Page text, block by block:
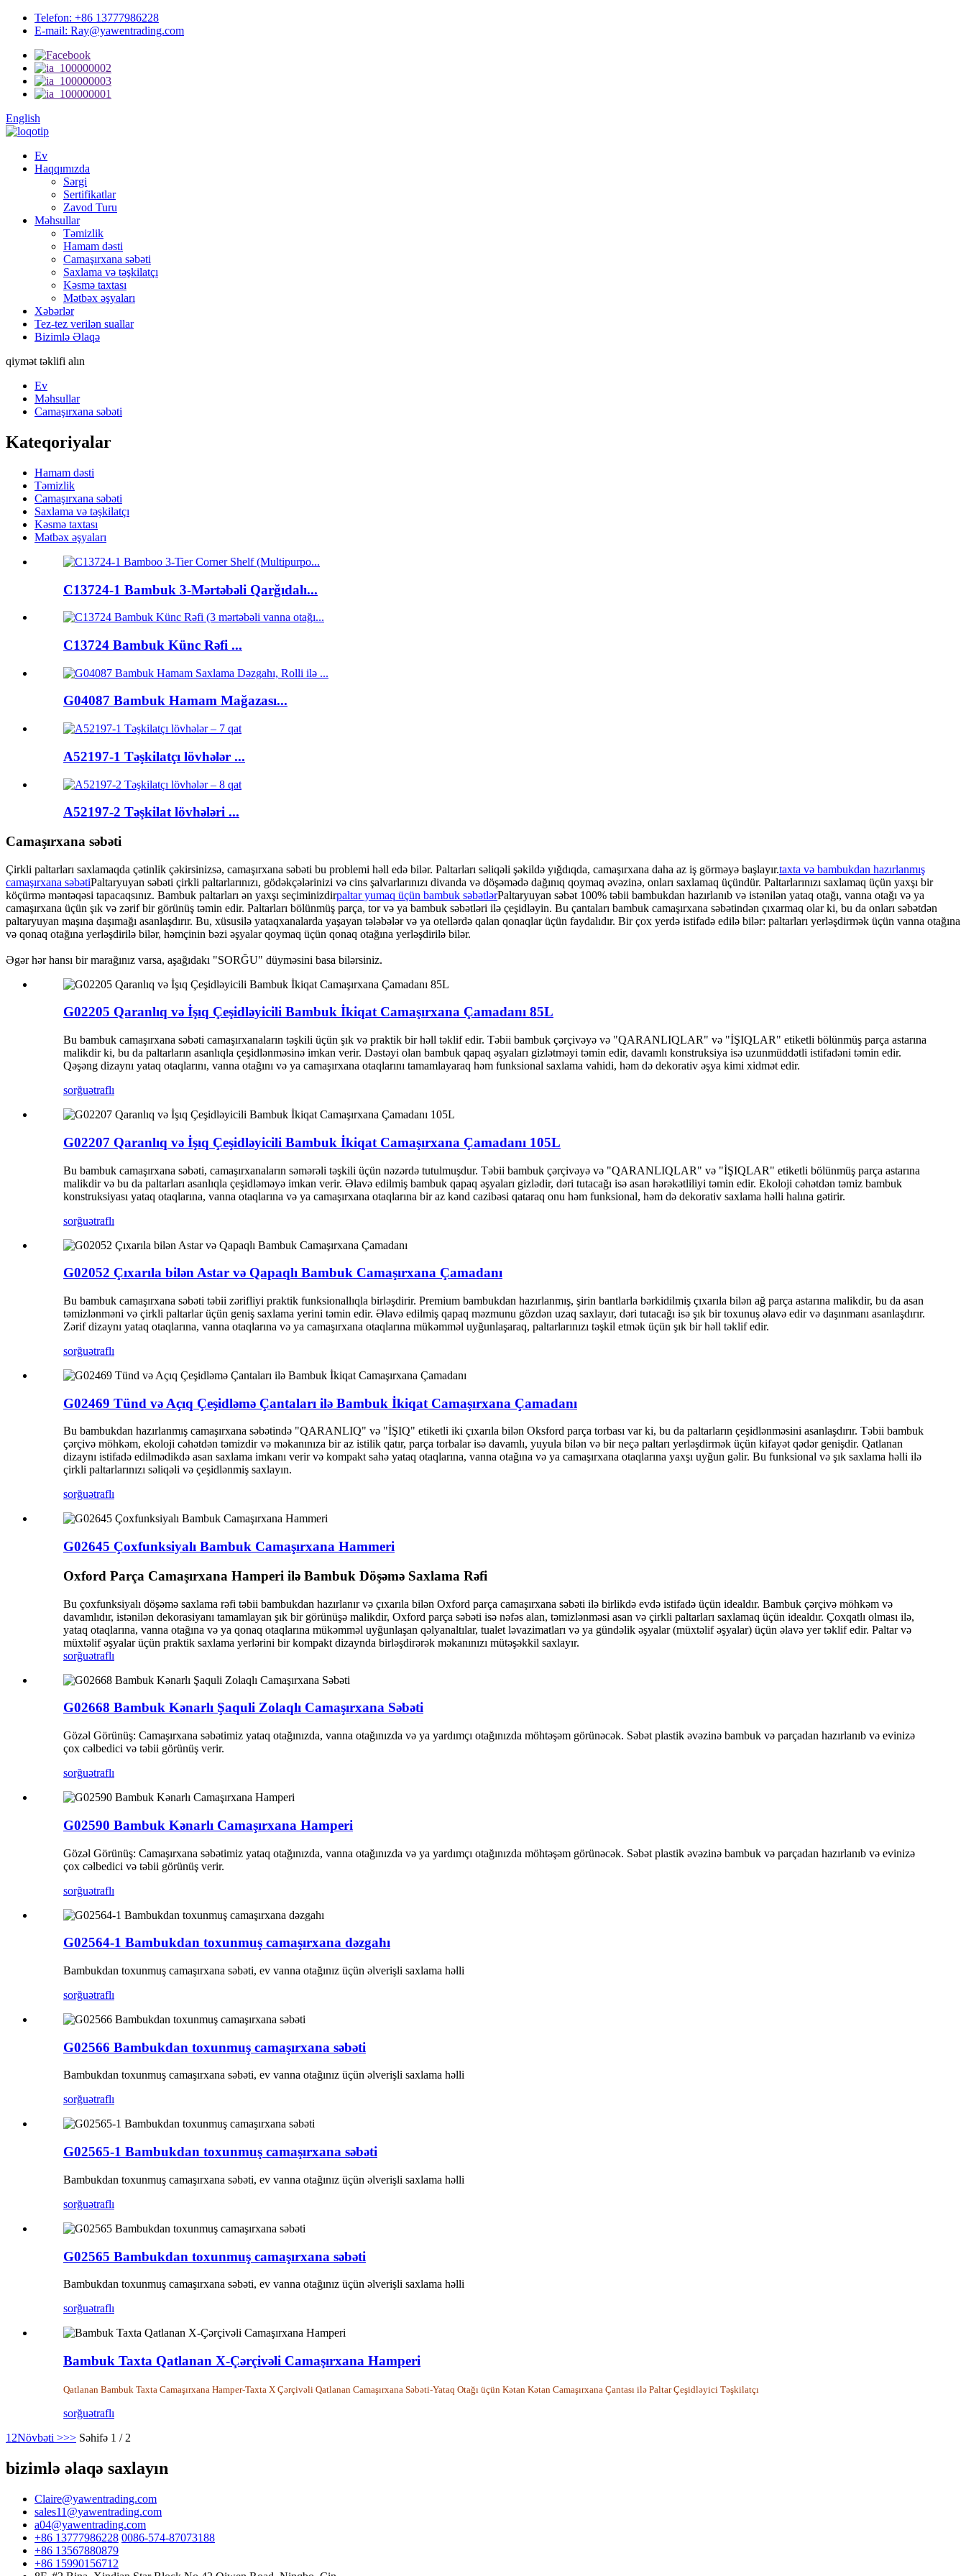
Telefon: +86 13777986228
E-mail: Ray@yawentrading.com
English
Ev
Haqqımızda
Sərgi
Sertifikatlar
Zavod Turu
Məhsullar
Təmizlik
Hamam dəsti
Camaşırxana səbəti
Saxlama və təşkilatçı
Kəsmə taxtası
Mətbəx əşyaları
Xəbərlər
Tez-tez verilən suallar
Bizimlə Əlaqə
qiymət təklifi alın
Ev
Məhsullar
Camaşırxana səbəti
Kateqoriyalar
Hamam dəsti
Təmizlik
Camaşırxana səbəti
Saxlama və təşkilatçı
Kəsmə taxtası
Mətbəx əşyaları
C13724-1 Bambuk 3-Mərtəbəli Qarğıdalı...
C13724 Bambuk Künc Rəfi ...
G04087 Bambuk Hamam Mağazası...
A52197-1 Təşkilatçı lövhələr ...
A52197-2 Təşkilat lövhələri ...
Camaşırxana səbəti
Çirkli paltarları saxlamaqda çətinlik çəkirsinizsə, camaşırxana səbəti bu problemi həll edə bilər. Paltarları səliqəli şəkildə yığdıqda, camaşırxana daha az iş görməyə başlayır.taxta və bambukdan hazırlanmış
camaşırxana səbətiPaltaryuyan səbəti çirkli paltarlarınızı, gödəkçələrinizi və cins şalvarlarınızı divanda və döşəmədə dağınıq qoymaq əvəzinə, onları saxlamaq üçündür. Paltarlarınızı saxlamaq üçün yaxşı bir
köçürmə məntəqəsi tapacaqsınız. Bambuk paltarları ən yaxşı seçiminizdirpaltar yumaq üçün bambuk səbətlərPaltaryuyan səbət 100% təbii bambukdan hazırlanıb və istənilən yataq otağı, vanna otağı və ya
camaşırxana üçün şık və zərif bir görünüş təmin edir. Paltarları bölünmüş parça, tor və ya bambuk səbətləri ilə çeşidləyin. Bu çantaları bambuk camaşırxana səbətindən çıxarmaq olar ki, bu da onları səbətdən
paltaryuyan maşına daşımağı asanlaşdırır. Bu, xüsusilə yataqxanalarda yaşayan tələbələr və ya otellərdə qalan qonaqlar üçün faydalıdır. Bir çox yerdə istifadə edilə bilər: paltarları yerləşdirmək üçün vanna otağına
və qonaq otağına yerləşdirilə bilər, həmçinin bəzi əşyalar qoymaq üçün qonaq otağına yerləşdirilə bilər.
Əgər hər hansı bir marağınız varsa, aşağıdakı "SORĞU" düyməsini basa bilərsiniz.
G02205 Qaranlıq və İşıq Çeşidləyicili Bambuk İkiqat Camaşırxana Çamadanı 85L
Bu bambuk camaşırxana səbəti camaşırxanaların təşkili üçün şık və praktik bir həll təklif edir. Təbii bambuk çərçivəyə və "QARANLIQLAR" və "İŞIQLAR" etiketli bölünmüş parça astarına
malikdir ki, bu da paltarların asanlıqla çeşidlənməsinə imkan verir. Dəstəyi olan bambuk qapaq əşyaları gizlətməyi təmin edir, davamlı konstruksiya isə uzunmüddətli istifadəni təmin edir.
Qəşəng dizaynı yataq otaqlarını, vanna otağını və ya camaşırxana otaqlarını tamamlayaraq həm funksional saxlama vahidi, həm də dekorativ əşya kimi xidmət edir.
sorğuətraflı
G02207 Qaranlıq və İşıq Çeşidləyicili Bambuk İkiqat Camaşırxana Çamadanı 105L
Bu bambuk camaşırxana səbəti, camaşırxanaların səmərəli təşkili üçün nəzərdə tutulmuşdur. Təbii bambuk çərçivəyə və "QARANLIQLAR" və "İŞIQLAR" etiketli bölünmüş parça astarına
malikdir və bu da paltarları asanlıqla çeşidləməyə imkan verir. Əlavə edilmiş bambuk qapaq əşyaları gizlədir, dəri tutacağı isə asan hərəkətliliyi təmin edir. Ekoloji cəhətdən təmiz bambuk
konstruksiyası yataq otaqlarına, vanna otaqlarına və ya camaşırxana otaqlarına bir az kənd cazibəsi qataraq onu həm funksional, həm də dekorativ saxlama həlli halına gətirir.
sorğuətraflı
G02052 Çıxarıla bilən Astar və Qapaqlı Bambuk Camaşırxana Çamadanı
Bu bambuk camaşırxana səbəti təbii zərifliyi praktik funksionallıqla birləşdirir. Premium bambukdan hazırlanmış, şirin bantlarla bərkidilmiş çıxarıla bilən ağ parça astarına malikdir, bu da asan
təmizlənməni və çirkli paltarlar üçün geniş saxlama yerini təmin edir. Əlavə edilmiş qapaq məzmunu gözdən uzaq saxlayır, dəri tutacağı isə şık bir toxunuş əlavə edir və daşınmanı asanlaşdırır.
Zərif dizaynı yataq otaqlarına, vanna otaqlarına və ya camaşırxana otaqlarına mükəmməl uyğunlaşaraq, paltarlarınızı təşkil etmək üçün şık bir həll təklif edir.
sorğuətraflı
G02469 Tünd və Açıq Çeşidləmə Çantaları ilə Bambuk İkiqat Camaşırxana Çamadanı
Bu bambukdan hazırlanmış camaşırxana səbətində "QARANLIQ" və "İŞIQ" etiketli iki çıxarıla bilən Oksford parça torbası var ki, bu da paltarların çeşidlənməsini asanlaşdırır. Təbii bambuk
çərçivə möhkəm, ekoloji cəhətdən təmizdir və məkanınıza bir az istilik qatır, parça torbalar isə davamlı, yuyula bilən və bir neçə paltarı yerləşdirmək üçün kifayət qədər genişdir. Qatlanan
dizaynı istifadə edilmədikdə asan saxlama imkanı verir və kompakt sahə yataq otaqlarına, vanna otağına və ya camaşırxana otaqlarına yaxşı uyğun gəlir. Bu funksional və şık saxlama həlli ilə
çirkli paltarlarınızı səliqəli və çeşidlənmiş saxlayın.
sorğuətraflı
G02645 Çoxfunksiyalı Bambuk Camaşırxana Hammeri
Oxford Parça Camaşırxana Hamperi ilə Bambuk Döşəmə Saxlama Rəfi
Bu çoxfunksiyalı döşəmə saxlama rəfi təbii bambukdan hazırlanır və çıxarıla bilən Oxford parça camaşırxana səbəti ilə birlikdə evdə istifadə üçün idealdır. Bambuk çərçivə möhkəm və
davamlıdır, istənilən dekorasiyanı tamamlayan şık bir görünüşə malikdir, Oxford parça səbəti isə nəfəs alan, təmizlənməsi asan və çirkli paltarları saxlamaq üçün idealdır. Çoxqatlı olması ilə,
yataq otaqlarına, vanna otağına və ya qonaq otaqlarına mükəmməl uyğunlaşan qəlyanaltılar, tualet ləvazimatları və ya gündəlik əşyalar (müxtəlif əşyalar) üçün əlavə yer təklif edir. Paltar və
müxtəlif əşyalar üçün praktik saxlama yerlərini bir kompakt dizaynda birləşdirərək məkanınızı mütəşəkkil saxlayır.
sorğuətraflı
G02668 Bambuk Kənarlı Şaquli Zolaqlı Camaşırxana Səbəti
Gözəl Görünüş: Camaşırxana səbətimiz yataq otağınızda, vanna otağınızda və ya yardımçı otağınızda möhtəşəm görünəcək. Səbət plastik əvəzinə bambuk və parçadan hazırlanıb və evinizə
çox cəlbedici və təbii görünüş verir.
sorğuətraflı
G02590 Bambuk Kənarlı Camaşırxana Hamperi
Gözəl Görünüş: Camaşırxana səbətimiz yataq otağınızda, vanna otağınızda və ya yardımçı otağınızda möhtəşəm görünəcək. Səbət plastik əvəzinə bambuk və parçadan hazırlanıb və evinizə
çox cəlbedici və təbii görünüş verir.
sorğuətraflı
G02564-1 Bambukdan toxunmuş camaşırxana dəzgahı
Bambukdan toxunmuş camaşırxana səbəti, ev vanna otağınız üçün əlverişli saxlama həlli
sorğuətraflı
G02566 Bambukdan toxunmuş camaşırxana səbəti
Bambukdan toxunmuş camaşırxana səbəti, ev vanna otağınız üçün əlverişli saxlama həlli
sorğuətraflı
G02565-1 Bambukdan toxunmuş camaşırxana səbəti
Bambukdan toxunmuş camaşırxana səbəti, ev vanna otağınız üçün əlverişli saxlama həlli
sorğuətraflı
G02565 Bambukdan toxunmuş camaşırxana səbəti
Bambukdan toxunmuş camaşırxana səbəti, ev vanna otağınız üçün əlverişli saxlama həlli
sorğuətraflı
Bambuk Taxta Qatlanan X-Çərçivəli Camaşırxana Hamperi
Qatlanan Bambuk Taxta Camaşırxana Hamper-Taxta X Çərçivəli Qatlanan Camaşırxana Səbəti-Yataq Otağı üçün Kətan Kətan Camaşırxana Çantası ilə Paltar Çeşidləyici Təşkilatçı
sorğuətraflı
1 2Növbəti >>> Səhifə 1 / 2
bizimlə əlaqə saxlayın
Claire@yawentrading.com
sales11@yawentrading.com
a04@yawentrading.com
+86 13777986228 0086-574-87073188
+86 13567880879
+86 15990156712